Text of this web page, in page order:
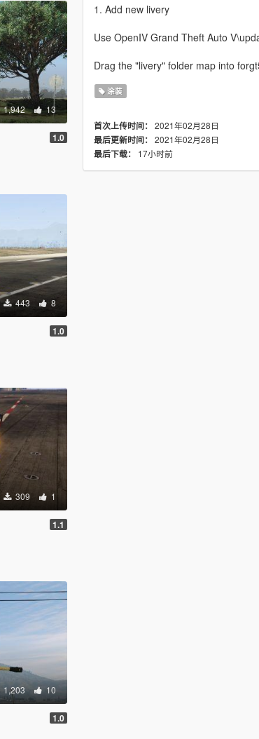
1,942 13
1.0
443 8
1.0
309 1
1.1
1,203 10
1.0
1. Add new livery
Use OpenIV Grand Theft Auto
Drag the "livery" folder map into
涂装
首次上传时间： 2021年02月28日
最后更新时间： 2021年02月28日
最后下载：
17小时前